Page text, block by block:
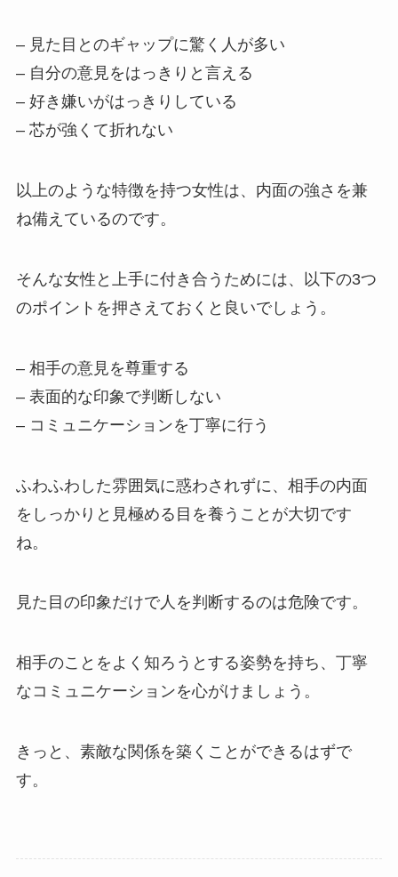
– 見た目とのギャップに驚く人が多い
– 自分の意見をはっきりと言える
– 好き嫌いがはっきりしている
– 芯が強くて折れない
以上のような特徴を持つ女性は、内面の強さを兼
ね備えているのです。
そんな女性と上手に付き合うためには、以下の3つ
のポイントを押さえておくと良いでしょう。
– 相手の意見を尊重する
– 表面的な印象で判断しない
– コミュニケーションを丁寧に行う
ふわふわした雰囲気に惑わされずに、相手の内面
をしっかりと見極める目を養うことが大切です
ね。
見た目の印象だけで人を判断するのは危険です。
相手のことをよく知ろうとする姿勢を持ち、丁寧
なコミュニケーションを心がけましょう。
きっと、素敵な関係を築くことができるはずで
す。